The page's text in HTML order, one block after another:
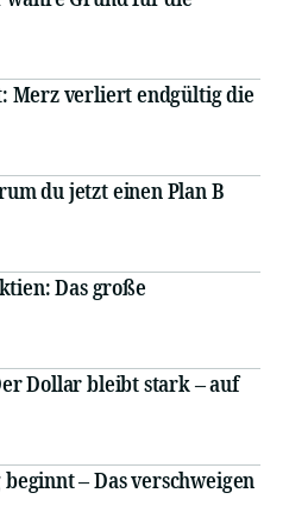
Merz verliert endgültig die
du jetzt einen Plan B
Das große
Dollar bleibt stark – auf
– Das verschweigen